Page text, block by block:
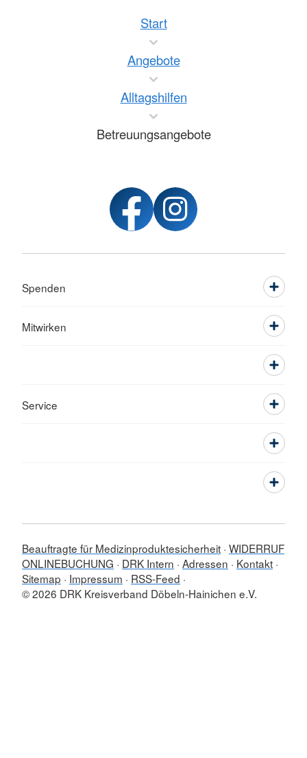
Start
Angebote
Alltagshilfen
Betreuungsangebote
Spenden
Mitwirken
Service
Beauftragte für Medizinproduktesicherheit WIDERRUF
ONLINEBUCHUNG
DRK Intern Adressen
Kontakt
Sitemap
Impressum
RSS-Feed
© 2026 DRK Kreisverband Döbeln-Hainichen e.V.